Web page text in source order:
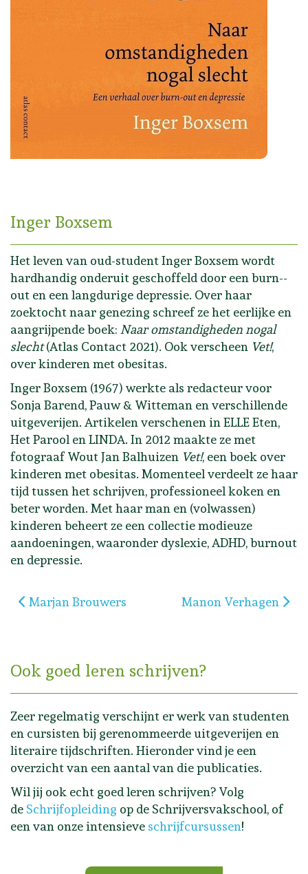
Inger Boxsem
Het leven van oud-student Inger Boxsem wordt
hardhandig onderuit geschoffeld door een burn-­
out en een langdurige depressie. Over haar
zoektocht naar genezing schreef ze het eerlijke en
aangrijpende boek: Naar omstandigheden nogal
slecht(Atlas Contact 2021). Ook verscheen Vet!,
over kinderen met obesitas.
Inger Boxsem (1967) werkte als redacteur voor
Sonja Barend, Pauw & Witteman en verschillende
uitgeverijen. Artikelen verschenen in ELLE Eten,
Het Parool en LINDA. In 2012 maakte ze met
fotograaf Wout Jan Balhuizen Vet!, een boek over
kinderen met obesitas. Momenteel verdeelt ze haar
tijd tussen het schrijven, professioneel koken en
beter worden. Met haar man en (volwassen)
kinderen beheert ze een collectie modieuze
aandoeningen, waaronder dyslexie, ADHD, burnout
en depressie.
Vorig artikel: Marjan Brouwers
Marjan Brouwers Volgende artikel:
Manon Verhagen
Ook goed leren schrijven?
Zeer regelmatig verschijnt er werk van studenten
en cursisten bij gerenommeerde uitgeverijen en
literaire tijdschriften. Hieronder vind je een
overzicht van een aantal van die publicaties.
Wil jij ook echt goed leren schrijven? Volg
de Schrijfopleiding op de Schrijversvakschool, of
een van onze intensieve schrijfcursussen!